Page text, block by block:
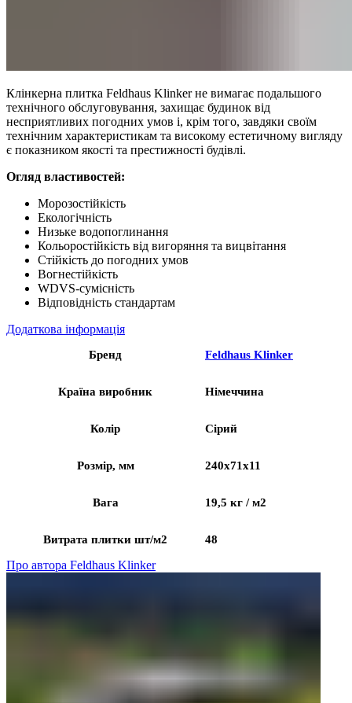
Клінкерна плитка Feldhaus Klinker не вимагає подальшого
технічного обслуговування, захищає будинок від
несприятливих погодних умов і, крім того, завдяки своїм
технічним характеристикам та високому естетичному вигляду
є показником якості та престижності будівлі.
Огляд властивостей:
Морозостійкість
Екологічність
Низьке водопоглинання
Кольоростійкість від вигоряння та вицвітання
Стійкість до погодних умов
Вогнестійкість
WDVS-сумісність
Відповідність стандартам
Додаткова інформація
Бренд Feldhaus Klinker
Країна виробник Німеччина
Колір Сірий
Розмір, мм 240x71x11
Вага 19,5 кг / м2
Витрата плитки шт/м2 48
Про автора Feldhaus Klinker